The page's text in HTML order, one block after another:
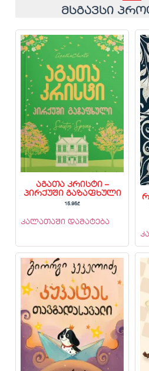
მსგავსი
აგათა კრისტი –
პირქუში გაზაფხული
15.95₾
კალათაში დამატება